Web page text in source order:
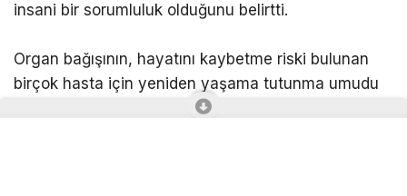
insani bir sorumluluk olduğunu belirtti.
Organ bağışının, hayatını kaybetme riski bulunan
birçok hasta için yeniden yaşama tutunma umudu
olduğunu ifade eden Kara, tek bir organ bağışının